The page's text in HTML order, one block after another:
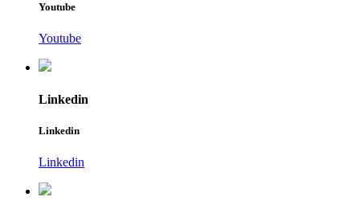
Youtube
Youtube
Linkedin
Linkedin
Linkedin